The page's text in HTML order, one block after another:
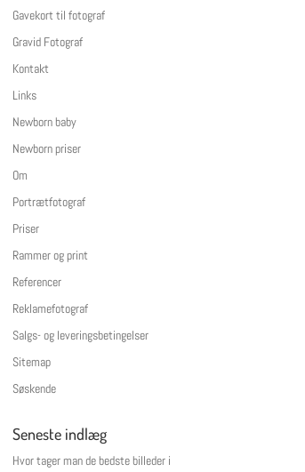
Gavekort til fotograf
Gravid Fotograf
Kontakt
Links
Newborn baby
Newborn priser
Om
Portrætfotograf
Priser
Rammer og print
Referencer
Reklamefotograf
Salgs- og leveringsbetingelser
Sitemap
Søskende
Seneste indlæg
Hvor tager man de bedste billeder i